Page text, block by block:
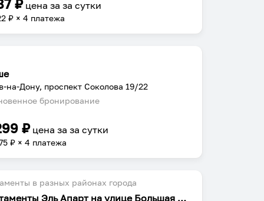
₽ цена заза сутки
₽ × 4 платежа
на-Дону, проспект Соколова 19/22
бронирование
₽ цена заза сутки
₽ × 4 платежа
в разных районах города
Апартаменты Эль Апарт на улице Большая Садовая 43